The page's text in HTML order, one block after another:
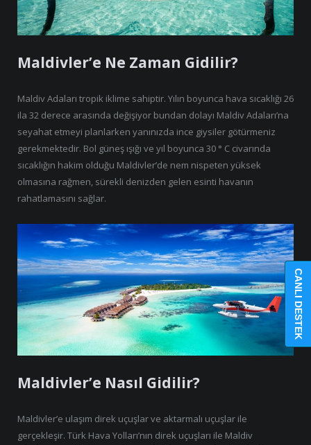
Maldivler’e Ne Zaman Gidilir?
Maldiv Adaları tropik iklime sahiptir. Yılın boyunca hava sıcaklığı 26
ila 32 derece arasında değişiyor bundan dolayı Maldiv Adaları’na
seyahat etmeyi planlarken yanınızda ince giysiler götürmeniz
gerekmektedir. Bol güneş ışığı ve yıl boyunca 30 ° C civarında
sıcaklığın hakim olduğu Maldivler’de nem nispeten yüksek
olmasına rağmen, sürekli denizden gelen esinti havanın
rahatlamasını sağlar.
Maldivler’e Nasıl Gidilir?
Maldivler’e ulaşım direk uçuşlar ve aktarmalı uçuşlar ile
gerçekleşir. Türk Hava Yolları’nın direk uçuşları ile Maldiv
CANLI DESTEK